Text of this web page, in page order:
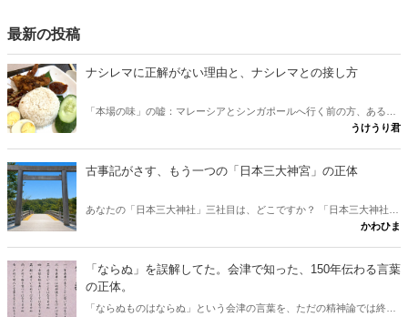
最新の投稿
ナシレマに正解がない理由と、ナシレマとの接し方
「本場の味」の嘘：マレーシアとシンガポールへ行く前の方、あるい
は行けない方が、ナシレマ というナシレマ皿から両国の違いを味わ
いとか？ その意外な理由と、日本にいながら本場に迫れる楽しみ方
をご紹介します。
うけうり君
古事記がさす、もう一つの「日本三大神宮」の正体
あなたの「日本三大神社」三社目は、どこですか？ 「日本三大神社の
三社目はどこか」という素朴な疑問に、古事記と日本書紀から答えが
は熱田や春日と考えます。けれど古典をたどると、奈良に眠る意外な
一社が浮かびました。行きたくなりますね。
かわひま
「ならぬ」を誤解してた。会津で知った、150年伝わる言葉
の正体。
「ならぬものはならぬ」という会津の言葉を、ただの精神論では終わ